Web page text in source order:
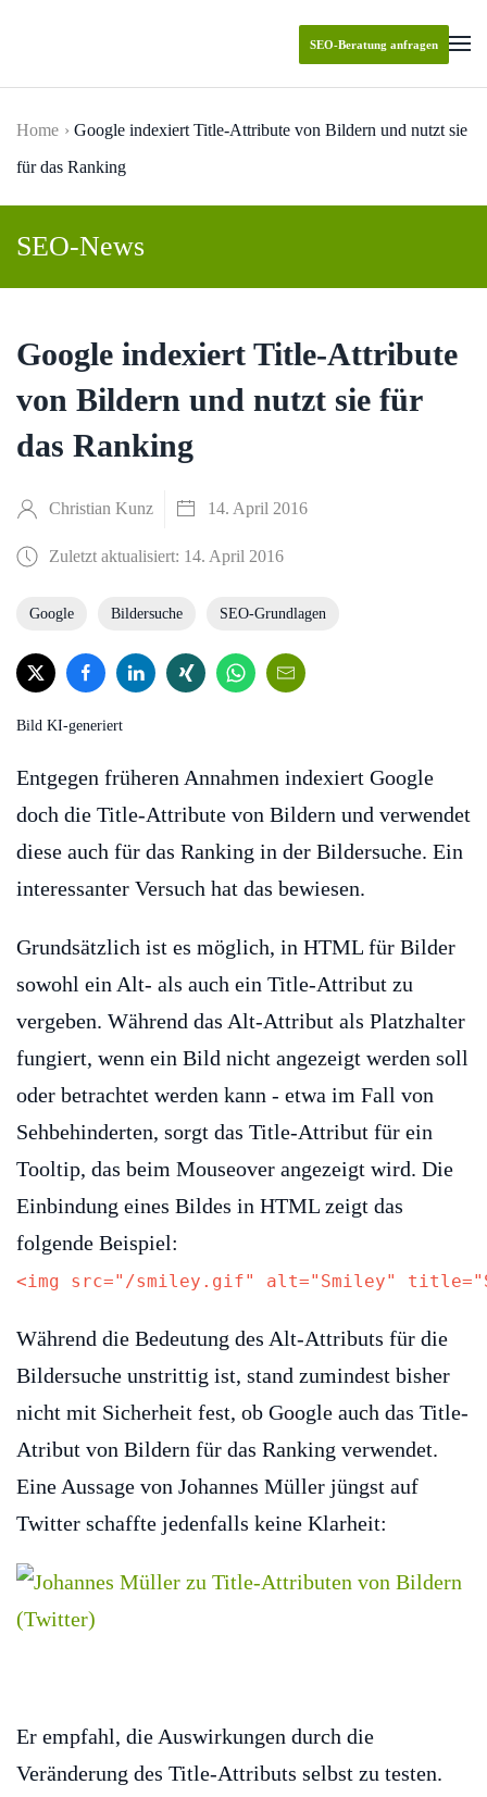
SEO-Beratung anfragen
Home
Google indexiert Title-Attribute von Bildern und nutzt sie
für das Ranking
SEO-News
Google indexiert Title-Attribute
von Bildern und nutzt sie für
das Ranking
Christian Kunz 14. April 2016
Zuletzt aktualisiert: 14. April 2016
Google Bildersuche SEO-Grundlagen
Bild KI-generiert
Entgegen früheren Annahmen indexiert Google
doch die Title-Attribute von Bildern und verwendet
diese auch für das Ranking in der Bildersuche. Ein
interessanter Versuch hat das bewiesen.
Grundsätzlich ist es möglich, in HTML für Bilder
sowohl ein Alt- als auch ein Title-Attribut zu
vergeben. Während das Alt-Attribut als Platzhalter
fungiert, wenn ein Bild nicht angezeigt werden soll
oder betrachtet werden kann - etwa im Fall von
Sehbehinderten, sorgt das Title-Attribut für ein
Tooltip, das beim Mouseover angezeigt wird. Die
Einbindung eines Bildes in HTML zeigt das
folgende Beispiel:
<img src="/smiley.gif" alt="Smiley"
Während die Bedeutung des Alt-Attributs für die
Bildersuche unstrittig ist, stand zumindest bisher
nicht mit Sicherheit fest, ob Google auch das Title-
Atribut von Bildern für das Ranking verwendet.
Eine Aussage von Johannes Müller jüngst auf
Twitter schaffte jedenfalls keine Klarheit:
Er empfahl, die Auswirkungen durch die
Veränderung des Title-Attributs selbst zu testen.